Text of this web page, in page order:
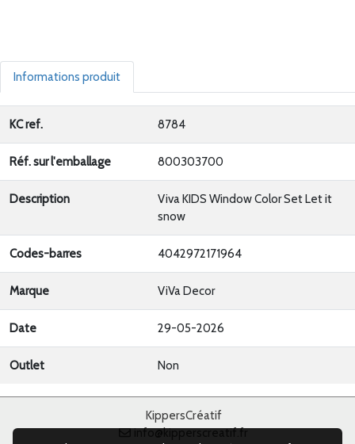
Informations produit
KC ref. 8784
Réf. sur l'emballage 800303700
Description
Viva KIDS Window Color Set Let it
snow
Codes-barres 4042972171964
Marque ViVa Decor
Date 29-05-2026
Outlet Non
KippersCréatif
info@kipperscreatif.fr